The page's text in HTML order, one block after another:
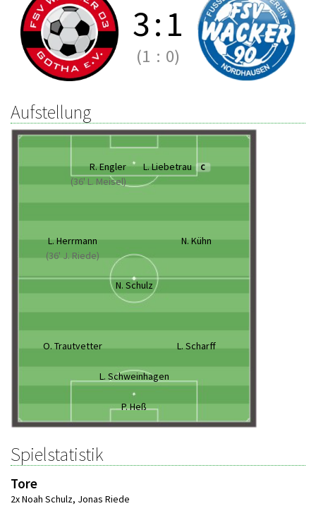
3:1
(1 : 0)
Aufstellung
R. Engler
(36' L. Meisel)
L. Liebetrau C
L. Herrmann
(36' J. Riede)
N. Kühn
N. Schulz
O. Trautvetter L. Scharff
L. Schweinhagen
P. Heß
Spielstatistik
Tore
2x Noah Schulz, Jonas Riede